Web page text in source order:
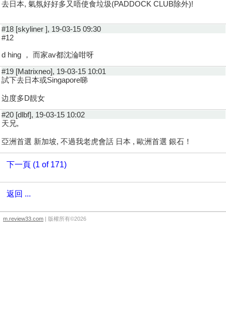
去日本, 氣氛好好多又唔使食垃圾(PADDOCK CLUB除外)!
#18 [skyliner ], 19-03-15 09:30
#12
d hing ， 而家av都沈淪咁呀
#19 [Matrixneo], 19-03-15 10:01
試下去日本或Singapore睇
边度多D靚女
#20 [dlbf], 19-03-15 10:02
天兄,
亞洲首選 新加坡, 不過我老虎會話 日本 , 歐洲首選 銀石！
下一頁 (1 of 171)
返回 ...
m.review33.com | 版權所有©2026